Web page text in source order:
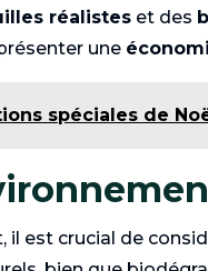
réalistes et des
une
spéciales de
il est crucial de